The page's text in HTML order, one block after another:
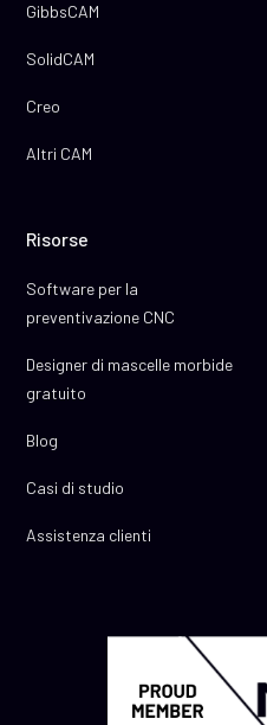
GibbsCAM
SolidCAM
Creo
Altri CAM
Risorse
Software per la
preventivazione CNC
Designer di mascelle morbide
gratuito
Blog
Casi di studio
Assistenza clienti